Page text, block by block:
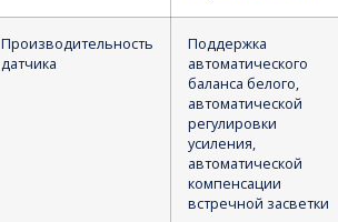
Производительность
датчика
Поддержка
автоматического
баланса белого,
автоматической
регулировки
усиления,
автоматической
компенсации
встречной засветки